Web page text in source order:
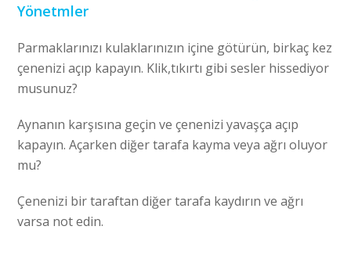
Yönetmler
Parmaklarınızı kulaklarınızın içine götürün, birkaç kez
çenenizi açıp kapayın. Klik,tıkırtı gibi sesler hissediyor
musunuz?
Aynanın karşısına geçin ve çenenizi yavaşça açıp
kapayın. Açarken diğer tarafa kayma veya ağrı oluyor
mu?
Çenenizi bir taraftan diğer tarafa kaydırın ve ağrı
varsa not edin.